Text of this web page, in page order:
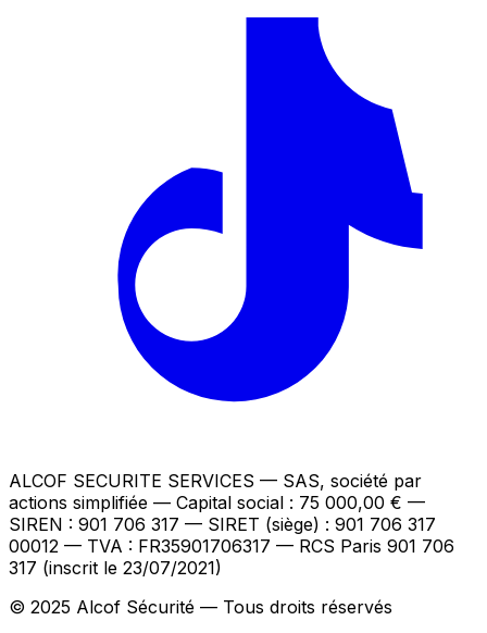
ALCOF SECURITE SERVICES — SAS, société par
actions simplifiée — Capital social : 75 000,00 € —
SIREN : 901 706 317 — SIRET (siège) : 901 706 317
00012 — TVA : FR35901706317 — RCS Paris 901 706
317 (inscrit le 23/07/2021)
© 2025 Alcof Sécurité — Tous droits réservés